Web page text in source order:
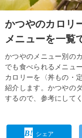
かつやのカロリ
メニューを一覧
かつやのメニュー別の
でも食べられるメニュ
カロリーを〈丼もの・
紹介します。かつやの
するので、参考にして
シェア